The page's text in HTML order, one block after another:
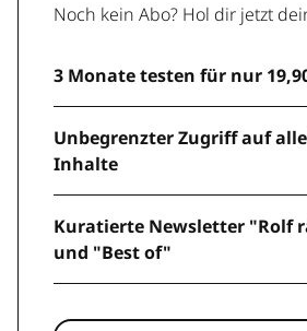
Noch kein Abo? Hol dir jetzt
3 Monate testen für nur
Unbegrenzter Zugriff auf alle
Inhalte
Kuratierte Newsletter "Rolf
und "Best of"